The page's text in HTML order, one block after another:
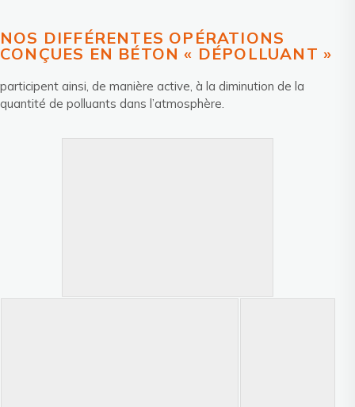
NOS DIFFÉRENTES OPÉRATIONS
CONÇUES EN BÉTON « DÉPOLLUANT »
participent ainsi, de manière active, à la diminution de la
quantité de polluants dans l’atmosphère.